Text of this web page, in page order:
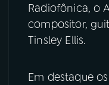
06VIDEOCASTS
Radiofônica, o
compositor,
Tinsley Ellis.
Em destaque